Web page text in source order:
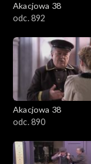
Akacjowa 38
odc. 892
Akacjowa 38
odc. 890